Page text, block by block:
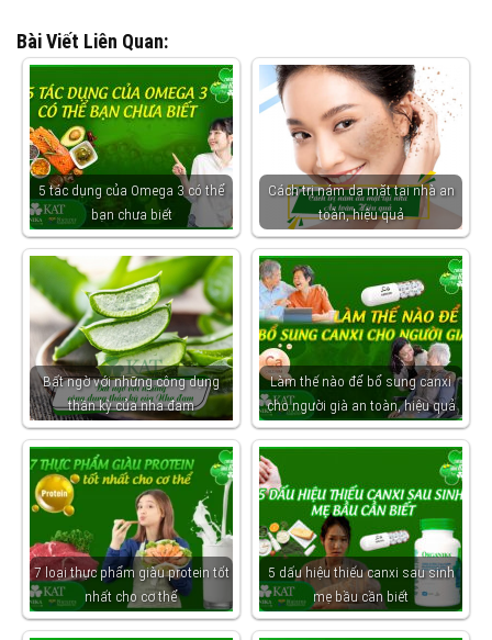
Bài Viết Liên Quan:
5 tác dụng của Omega 3 có thể
bạn chưa biết
Cách trị nám da mặt tại nhà an
toàn, hiệu quả
Bất ngờ với những công dụng
thần kỳ của nha đam
Làm thế nào để bổ sung canxi
cho người già an toàn, hiệu quả
7 loại thực phẩm giàu protein tốt
nhất cho cơ thể
5 dấu hiệu thiếu canxi sau sinh
mẹ bầu cần biết